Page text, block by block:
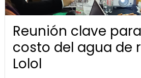
Reunión clave
costo del agua de
Lolol